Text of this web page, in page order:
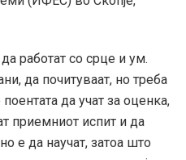
работат со срце и ум.
да почитуваат, но треба
да учат за оценка,
приемниот испит и да
е да научат, затоа што